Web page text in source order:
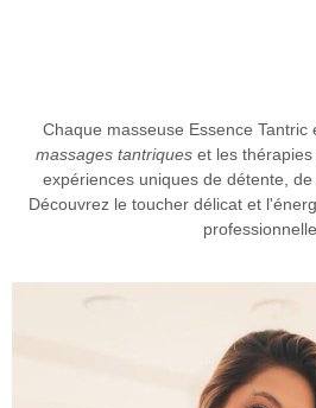
Chaque masseuse Essence Tantric
massages tantriques et les
expériences uniques de détente,
Découvrez le toucher délicat et